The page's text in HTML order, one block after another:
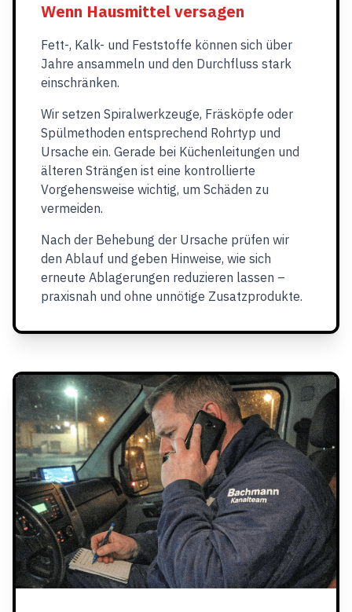
Wenn Hausmittel versagen
Fett-, Kalk- und Feststoffe können sich über
Jahre ansammeln und den Durchfluss stark
einschränken.
Wir setzen Spiralwerkzeuge, Fräsköpfe oder
Spülmethoden entsprechend Rohrtyp und
Ursache ein. Gerade bei Küchenleitungen und
älteren Strängen ist eine kontrollierte
Vorgehensweise wichtig, um Schäden zu
vermeiden.
Nach der Behebung der Ursache prüfen wir
den Ablauf und geben Hinweise, wie sich
erneute Ablagerungen reduzieren lassen –
praxisnah und ohne unnötige Zusatzprodukte.